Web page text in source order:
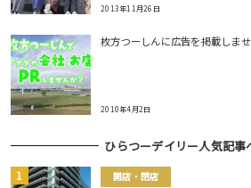
2013年11月26日
枚方つーしんに広告を掲載しま
2010年4月2日
ひらつーデイリー人気記事
開店・閉店